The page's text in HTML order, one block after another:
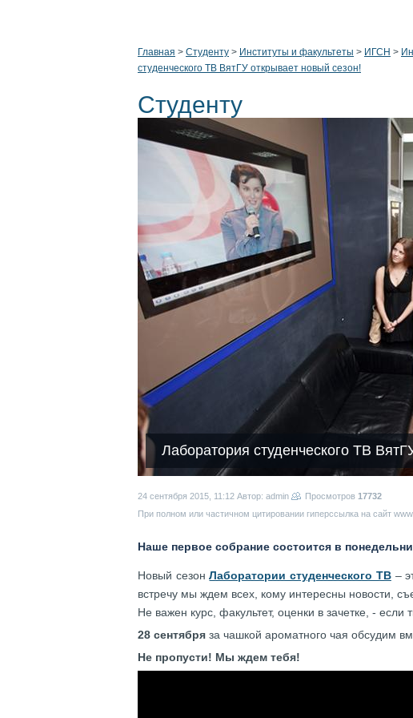
Главная > Студенту > Институты и факультеты > ИГСН >
студенческого ТВ ВятГУ открывает новый сезон!
Студенту
Лаборатория студенческого ТВ
24 сентября 2015, 11:12 Автор: admin Просмотров 17732
При полном или частичном цитировании гиперссылка на сайт
Наше первое собрание состоится в
Новый сезонЛаборатории студенческого ТВ –
встречу мы ждем всех, кому интересны новости,
Не важен курс, факультет, оценки в зачетке, -
28 сентября за чашкой ароматного чая обсудим
Не пропусти! Мы ждем тебя!